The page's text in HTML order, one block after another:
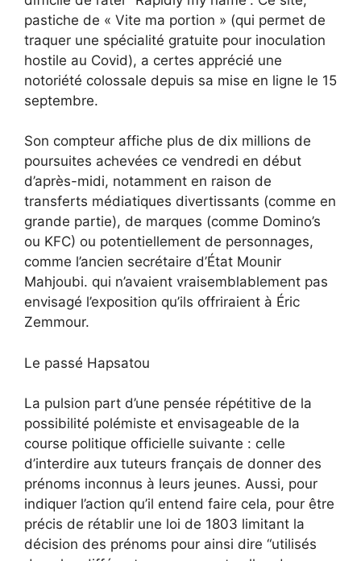
pastiche de « Vite ma portion » (qui permet de
traquer une spécialité gratuite pour inoculation
hostile au Covid), a certes apprécié une
notoriété colossale depuis sa mise en ligne le 15
septembre.
Son compteur affiche plus de dix millions de
poursuites achevées ce vendredi en début
d’après-midi, notamment en raison de
transferts médiatiques divertissants (comme en
grande partie), de marques (comme Domino’s
ou KFC) ou potentiellement de personnages,
comme l’ancien secrétaire d’État Mounir
Mahjoubi. qui n’avaient vraisemblablement pas
envisagé l’exposition qu’ils offriraient à Éric
Zemmour.
Le passé Hapsatou
La pulsion part d’une pensée répétitive de la
possibilité polémiste et envisageable de la
course politique officielle suivante : celle
d’interdire aux tuteurs français de donner des
prénoms inconnus à leurs jeunes. Aussi, pour
indiquer l’action qu’il entend faire cela, pour être
précis de rétablir une loi de 1803 limitant la
décision des prénoms pour ainsi dire “utilisés